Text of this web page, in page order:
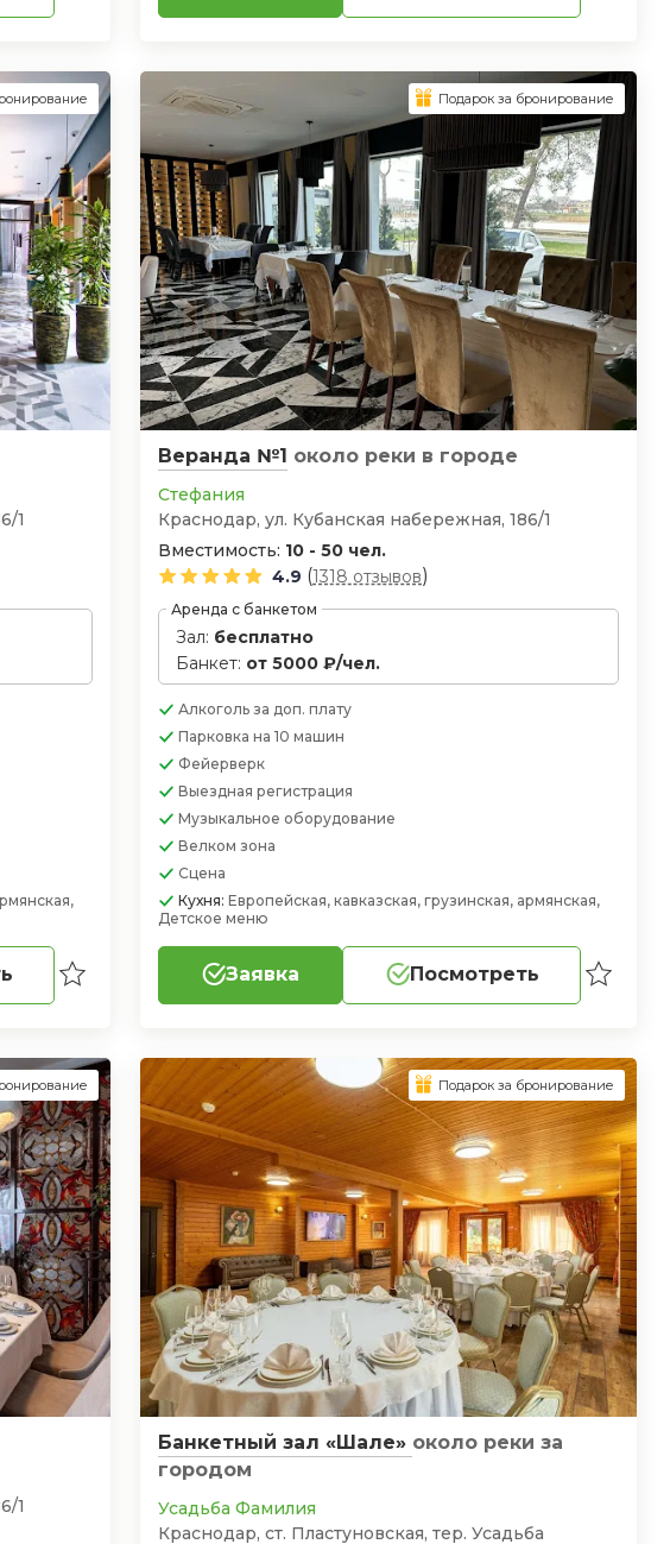
1
Веранда №1 около реки в городе
Стефания
Краснодар, ул. Кубанская набережная, 186/1
Вместимость: 10 - 50 чел.
4.9 (1318 отзывов)
Аренда с банкетом
Зал: бесплатно
Банкет: от 5000 ₽/чел.
Алкогольза доп. плату
Парковкана 10 машин
Фейерверк
Выездная регистрация
Музыкальное оборудование
Велком зона
Сцена
Кухня:Европейская, кавказская, грузинская, армянская,
Детское меню
Заявка Посмотреть
Подарок за бронирование
1
Банкетный зал «Шале» около реки за
городом
Усадьба Фамилия
Краснодар, ст. Пластуновская, тер. Усадьба
Подарок за бронирование